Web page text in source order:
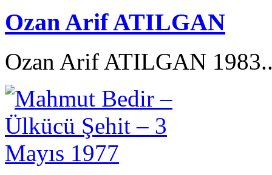
Ozan Arif ATILGAN
Ozan Arif ATILGAN